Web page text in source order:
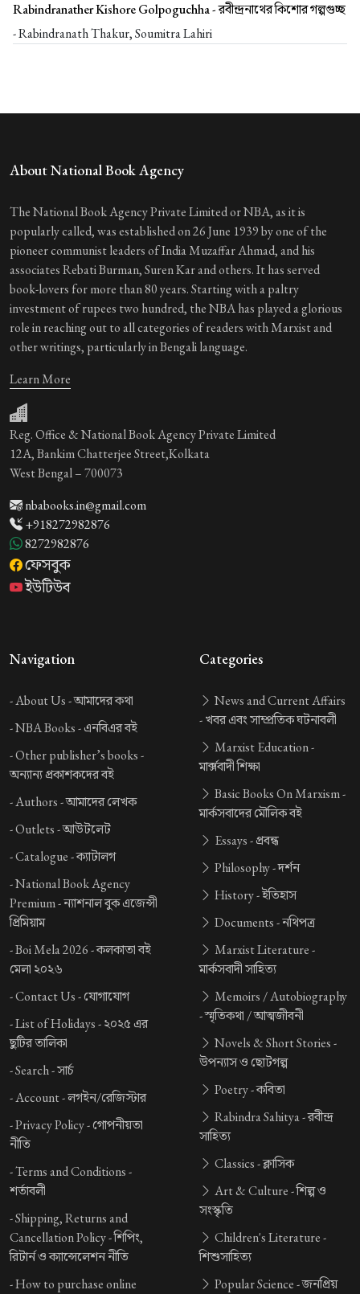
Rabindranather Kishore Golpoguchha -রবীন্দ্রনাথের কিশোর গল্পগুচ্ছ
- Rabindranath Thakur, Soumitra Lahiri
About National Book Agency
The National Book Agency Private Limited or NBA, as it is
popularly called, was established on 26 June 1939 by one of the
pioneer communist leaders of India Muzaffar Ahmad, and his
associates Rebati Burman, Suren Kar and others. It has served
book-lovers for more than 80 years. Starting with a paltry
investment of rupees two hundred, the NBA has played a glorious
role in reaching out to all categories of readers with Marxist and
other writings, particularly in Bengali language.
Learn More
Reg. Office & National Book Agency Private Limited
12A, Bankim Chatterjee Street,Kolkata
West Bengal – 700073
nbabooks.in@gmail.com
+918272982876
8272982876
ফেসবুক
ইউটিউব
Navigation
-About Us -আমাদের কথা
-NBA Books -এনবিএর বই
-Other publisher’s books -
অন্যান্য প্রকাশকদের বই
-Authors -আমাদের লেখক
-Outlets -আউটলেট
-Catalogue -ক্যাটালগ
-National Book Agency
Premium -ন্যাশনাল বুক এজেন্সী
প্রিমিয়াম
-Boi Mela 2026 -কলকাতা বই
মেলা ২০২৬
-Contact Us -যোগাযোগ
-List of Holidays -২০২৫ এর
ছুটির তালিকা
-Search -সার্চ
-Account -লগইন/রেজিস্টার
-Privacy Policy -গোপনীয়তা
নীতি
-Terms and Conditions -
শর্তাবলী
-Shipping, Returns and
Cancellation Policy -শিপিং,
রিটার্ন ও ক্যান্সেলেশন নীতি
-How to purchase online
Categories
News and Current Affairs
-খবর এবং সাম্প্রতিক ঘটনাবলী
Marxist Education -
মার্ক্সবাদী শিক্ষা
Basic Books On Marxism -
মার্কসবাদের মৌলিক বই
Essays -প্রবন্ধ
Philosophy -দর্শন
History -ইতিহাস
Documents -নথিপত্র
Marxist Literature -
মার্কসবাদী সাহিত্য
Memoirs / Autobiography
-স্মৃতিকথা / আত্মজীবনী
Novels & Short Stories -
উপন্যাস ও ছোটগল্প
Poetry -কবিতা
Rabindra Sahitya -রবীন্দ্র
সাহিত্য
Classics -ক্লাসিক
Art & Culture -শিল্প ও
সংস্কৃতি
Children's Literature -
শিশুসাহিত্য
Popular Science -জনপ্রিয়